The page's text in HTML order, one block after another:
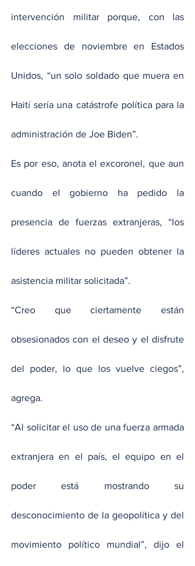
intervención militar porque, con las
elecciones de noviembre en Estados
Unidos, “un solo soldado que muera en
Haití sería una catástrofe política para la
administración de Joe Biden”.
Es por eso, anota el excoronel, que aun
cuando el gobierno ha pedido la
presencia de fuerzas extranjeras, “los
líderes actuales no pueden obtener la
asistencia militar solicitada”.
“Creo que ciertamente están
obsesionados con el deseo y el disfrute
del poder, lo que los vuelve ciegos”,
agrega.
“Al solicitar el uso de una fuerza armada
extranjera en el país, el equipo en el
poder está mostrando su
desconocimiento de la geopolítica y del
movimiento político mundial”, dijo el